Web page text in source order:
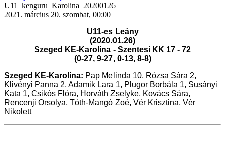
U11_kenguru_Karolina_20200126
2021. március 20. szombat, 00:00
U11-es Leány
(2020.01.26)
Szeged KE-Karolina - Szentesi KK 17 - 72
(0-27, 9-27, 0-13, 8-8)
Szeged KE-Karolina: Pap Melinda 10, Rózsa Sára 2,
Klivényi Panna 2, Adamik Lara 1, Plugor Borbála 1, Susányi
Kata 1, Csikós Flóra, Horváth Zselyke, Kovács Sára,
Rencenji Orsolya, Tóth-Mangó Zoé, Vér Krisztina, Vér
Nikolett